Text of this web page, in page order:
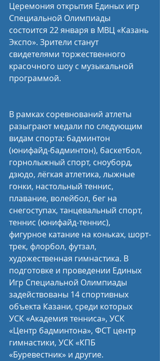
Церемония открытия Единых игр
Специальной Олимпиады
состоится 22 января в МВЦ «Казань
Экспо». Зрители станут
свидетелями торжественного
красочного шоу с музыкальной
программой.
В рамках соревнований атлеты
разыграют медали по следующим
видам спорта: бадминтон
(юнифайд-бадминтон), баскетбол,
горнолыжный спорт, сноуборд,
дзюдо, лёгкая атлетика, лыжные
гонки, настольный теннис,
плавание, волейбол, бег на
снегоступах, танцевальный спорт,
теннис (юнифайд-теннис),
фигурное катание на коньках, шорт-
трек, флорбол, футзал,
художественная гимнастика. В
подготовке и проведении Единых
Игр Специальной Олимпиады
задействованы 14 спортивных
объекта Казани, среди которых
УСК «Академия тенниса», УСК
«Центр бадминтона», ФСТ центр
гимнастики, УСК «КПБ
«Буревестник» и другие.